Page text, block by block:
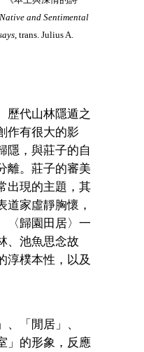
Native and Sentimental
, trans. Julius A.
歷代山林隱遁之
作有很大的影
隱，與莊子的自
離。莊子的審美
出現的主題，其
道家虛靜胸懷，
〈歸園田居〉一
、池魚思念故
淳樸本性，以及
「閒居」、
」的形象，反應